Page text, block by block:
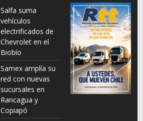
Salfa suma
vehículos
electrificados de
Chevrolet en el
Biobío
Samex amplía su
red con nuevas
sucursales en
Rancagua y
Copiapó